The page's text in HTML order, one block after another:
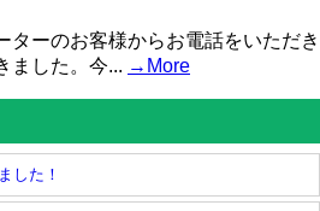
ターのお客様からお電話をいただき
ました。今... →More
した！